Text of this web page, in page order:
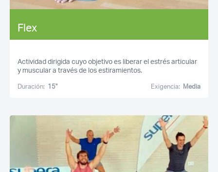
Flex
Actividad dirigida cuyo objetivo es liberar el estrés articular
y muscular a través de los estiramientos.
Duración: 15'' Exigencia: Media